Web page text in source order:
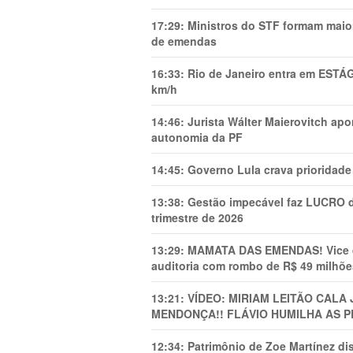
17:29: Ministros do STF formam
de emendas
16:33: Rio de Janeiro entra em
km/h
14:46: Jurista Wálter Maierovitch
autonomia da PF
14:45: Governo Lula crava
13:38: Gestão impecável faz
trimestre de 2026
13:29: MAMATA DAS EMENDAS!
auditoria com rombo de R$ 49
13:21: VÍDEO: MIRIAM LEITÃO CALA
MENDONÇA!! FLÁVIO HUMILHA AS
12:34: Patrimônio de Zoe Martínez